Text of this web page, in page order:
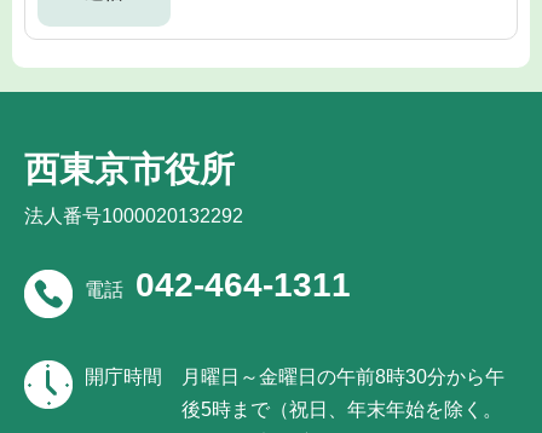
西東京市役所
法人番号1000020132292
電話 042-464-1311
開庁時間
月曜日～金曜日の午前8時30分から午
後5時まで（祝日、年末年始を除く。